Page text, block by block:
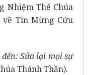
Nhiệm Thể Chúa
Tin Mừng Cứu
Sửa lại mọi sự
Thánh Thần).